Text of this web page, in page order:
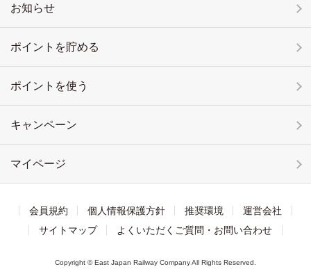
お知らせ
ポイントを貯める
ポイントを使う
キャンペーン
マイページ
会員規約 個人情報保護方針 推奨環境
運営会社
サイトマップ
よくいただくご質問・お問い合わせ
Copyright © East Japan Railway Company All Rights Reserved.